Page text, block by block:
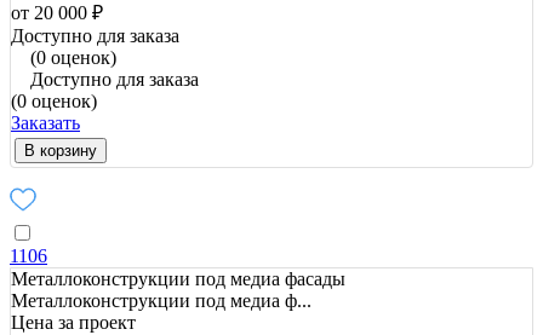
от 20 000 ₽
Доступно для заказа
(0 оценок)
Доступно для заказа
(0 оценок)
Заказать
В корзину
1106
Металлоконструкции под медиа фасады
Металлоконструкции под медиа ф...
Цена за проект